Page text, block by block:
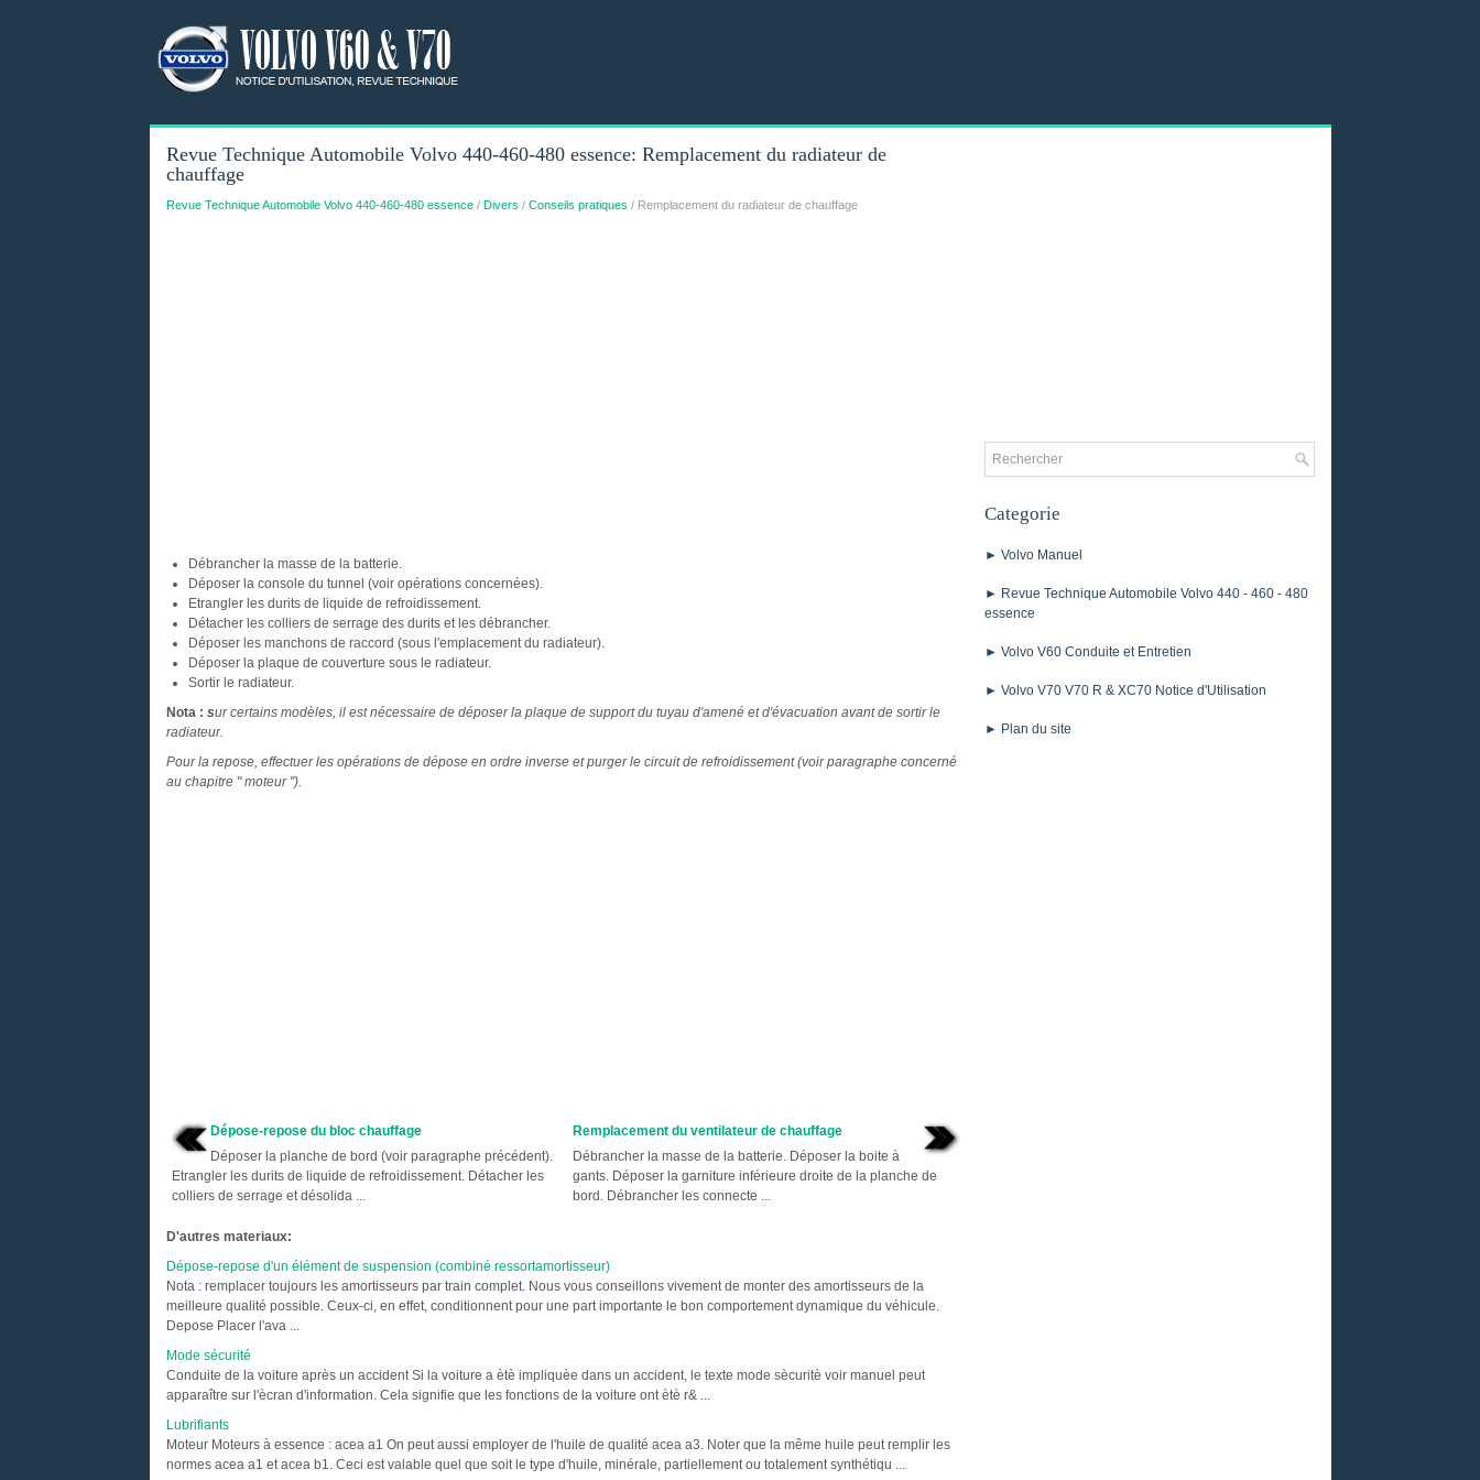
Revue Technique Automobile Volvo 440-460-480 essence: Remplacement du radiateur de
chauffage
Revue Technique Automobile Volvo 440-460-480 essence/ Divers / Conseils pratiques / Remplacement du radiateur de chauffage
Débrancher la masse de la batterie.
Déposer la console du tunnel (voir opérations concernées).
Etrangler les durits de liquide de refroidissement.
Détacher les colliers de serrage des durits et les débrancher.
Déposer les manchons de raccord (sous l'emplacement du radiateur).
Déposer la plaque de couverture sous le radiateur.
Sortir le radiateur.
Nota : sur certains modèles, il est nécessaire de déposer la plaque de support du tuyau d'amené et d'évacuation avant de sortir le
radiateur.
Pour la repose, effectuer les opérations de dépose en ordre inverse et purger le circuit de refroidissement (voir paragraphe concerné
au chapitre " moteur ").
Dépose-repose du bloc chauffage
Déposer la planche de bord (voir paragraphe précédent).
Etrangler les durits de liquide de refroidissement. Détacher les
colliers de serrage et désolida ...
Remplacement du ventilateur de chauffage
Débrancher la masse de la batterie. Déposer la boite à
gants. Déposer la garniture inférieure droite de la planche de
bord. Débrancher les connecte ...
D'autres materiaux:
Dépose-repose d'un élément de suspension (combiné ressortamortisseur)
Nota : remplacer toujours les amortisseurs par train complet. Nous vous conseillons vivement de monter des amortisseurs de la
meilleure qualité possible. Ceux-ci, en effet, conditionnent pour une part importante le bon comportement dynamique du véhicule.
Depose Placer l'ava ...
Mode sécurité
Conduite de la voiture après un accident Si la voiture a ètè impliquèe dans un accident, le texte mode sècuritè voir manuel peut
apparaître sur l'ècran d'information. Cela signifie que les fonctions de la voiture ont ètè r& ...
Lubrifiants
Moteur Moteurs à essence : acea a1 On peut aussi employer de l'huile de qualité acea a3. Noter que la même huile peut remplir les
normes acea a1 et acea b1. Ceci est valable quel que soit le type d'huile, minérale, partiellement ou totalement synthétiqu ...
Categorie
► Volvo Manuel
► Revue Technique Automobile Volvo 440 - 460 - 480
essence
► Volvo V60 Conduite et Entretien
► Volvo V70 V70 R & XC70 Notice d'Utilisation
► Plan du site